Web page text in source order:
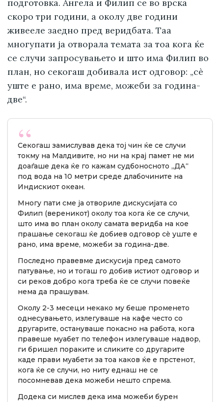
подготовка. Ангела и Филип се во врска
скоро три години, а околу две години
живееле заедно пред веридбата. Таа
многупати ја отворала темата за тоа кога ќе
се случи запросувањето и што има Филип во
план, но секогаш добивала ист одговор: „сè
уште е рано, има време, можеби за година-
две“.
Секогаш замислував дека тој чин ќе се случи
токму на Малдивите, но ни на крај памет не ми
доаѓаше дека ќе го кажам судбоносното „ДА“
под вода на 10 метри среде длабочините на
Индискиот океан.
Многу пати сме ја отвориле дискусијата со
Филип (вереникот) околу тоа кога ќе се случи,
што има во план околу самата веридба на кое
прашање секогаш ќе добиев одговор сè уште е
рано, има време, можеби за година-две.
Последно правевме дискусија пред самото
патување, но и тогаш го добив истиот одговор и
си реков добро кога треба ќе се случи повеќе
нема да прашувам.
Околу 2-3 месеци некако му беше променето
однесувањето, излегуваше на кафе често со
другарите, остануваше покасно на работа, кога
правеше муабет по телефон излегуваше надвор,
ги бришел пораките и сликите со другарите
каде прави муабети за тоа каков ќе е прстенот,
кога ќе се случи, но ниту еднаш не се
посомневав дека можеби нешто спрема.
Додека си мислев дека има можеби бурен